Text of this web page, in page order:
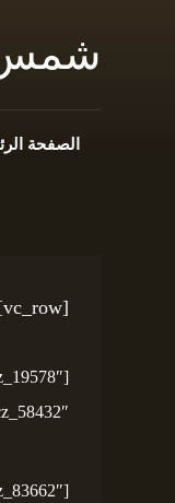
شمس
الصفحة
[vc_row][vc_column width=”2/3″]
cz_image]